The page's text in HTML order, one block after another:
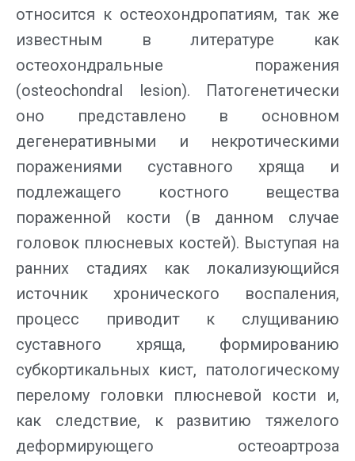
относится к остеохондропатиям, так же
известным в литературе как
остеохондральные поражения
(osteochondral lesion). Патогенетически
оно представлено в основном
дегенеративными и некротическими
поражениями суставного хряща и
подлежащего костного вещества
пораженной кости (в данном случае
головок плюсневых костей). Выступая на
ранних стадиях как локализующийся
источник хронического воспаления,
процесс приводит к слущиванию
суставного хряща, формированию
субкортикальных кист, патологическому
перелому головки плюсневой кости и,
как следствие, к развитию тяжелого
деформирующего остеоартроза